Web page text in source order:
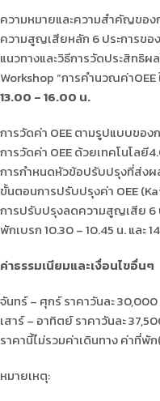
ความหมายและความสำคัญของ
ความสูญเสียหลัก 6 ประการขอ
แนวทางและวิธีการวัดประสิทธิผ
Workshop “การคำนวณค่า
13.00 – 16.00 น.
การวัดค่า OEE ตามรูปแบบขอ
การวัดค่า OEE ด้วยเทคโนโลยี
การกำหนดหัวข้อปรับปรุงที่ส่งผ
ขั้นตอนการปรับปรุงค่า OEE
การปรับปรุงลดความสูญเสีย 6
พักเบรก 10.30 – 10.45 น. และ
ค่าธรรมเนียมและเงื่อนไขอื่นๆ
จันทร์ – ศุกร์ ราคาวันละ
เสาร์ – อาทิตย์ ราคาวันละ
ราคานี้ไม่รวมค่าเดินทาง ค่าที่พั
หมายเหตุ: